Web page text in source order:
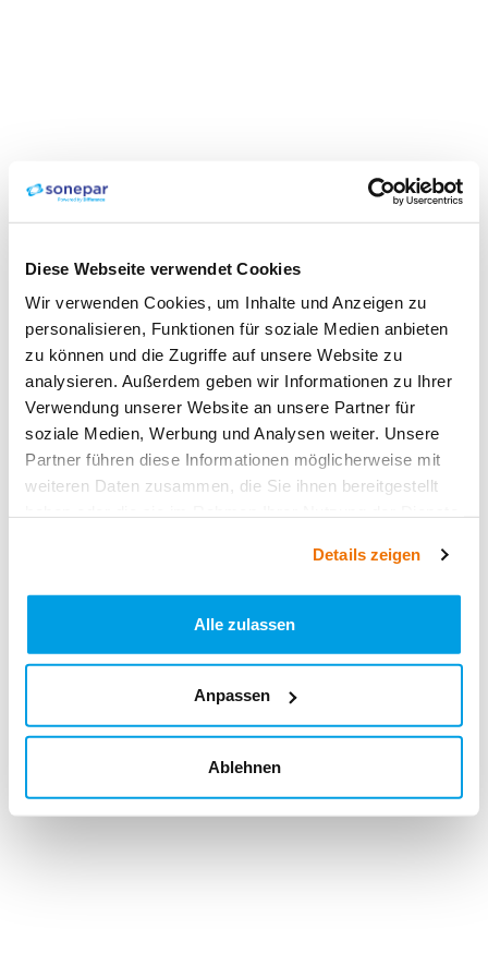
Diese Webseite verwendet Cookies
Wir verwenden Cookies, um Inhalte und Anzeigen zu
personalisieren, Funktionen für soziale Medien anbieten
zu können und die Zugriffe auf unsere Website zu
analysieren. Außerdem geben wir Informationen zu Ihrer
Verwendung unserer Website an unsere Partner für
soziale Medien, Werbung und Analysen weiter. Unsere
Partner führen diese Informationen möglicherweise mit
weiteren Daten zusammen, die Sie ihnen bereitgestellt
Details zeigen
Alle zulassen
Anpassen
Ablehnen